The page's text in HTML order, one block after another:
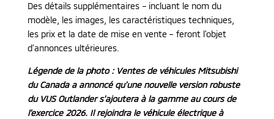
Des détails supplémentaires – incluant le nom du
modèle, les images, les caractéristiques techniques,
les prix et la date de mise en vente – feront l’objet
d’annonces ultérieures.
Légende de la photo : Ventes de véhicules Mitsubishi
du Canada a annoncé qu’une nouvelle version robuste
du VUS Outlander s’ajoutera à la gamme au cours de
l’exercice 2026. Il rejoindra le véhicule électrique à